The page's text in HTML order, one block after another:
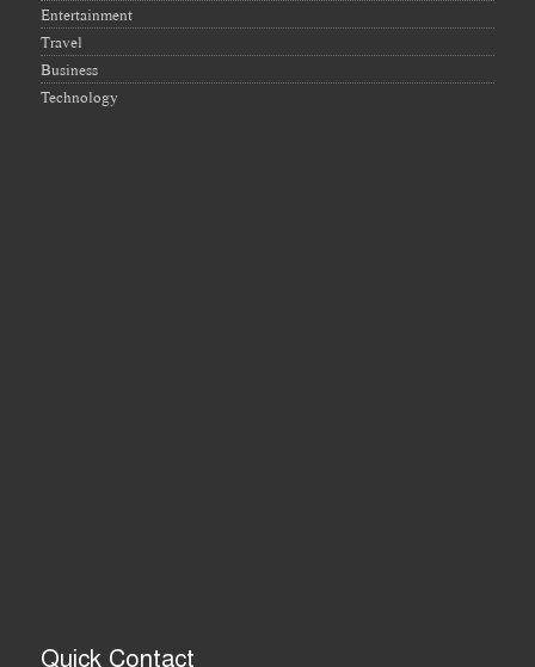
Entertainment
Travel
Business
Technology
Quick Contact